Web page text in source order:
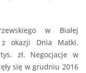
w Białej
okazji Dnia Matki.
zł. Negocjacje w
się w grudniu 2016